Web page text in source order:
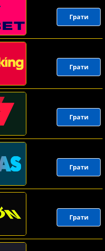
Грати
Грати
Грати
Грати
Грати